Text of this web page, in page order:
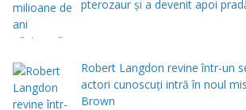
pterozaur și a devenit apoi
Robert Langdon revine într-un
actori cunoscuți intră în noul
Brown